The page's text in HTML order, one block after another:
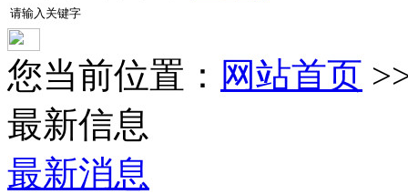
您当前位置： 网站首页
最新信息
最新消息